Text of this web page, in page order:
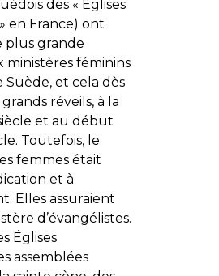
des « Églises
en France) ont
plus grande
féminins
Suède, et cela dès
réveils, à la
et au début
Toutefois, le
femmes était
et à
Elles assuraient
d’évangélistes.
Églises
assemblées